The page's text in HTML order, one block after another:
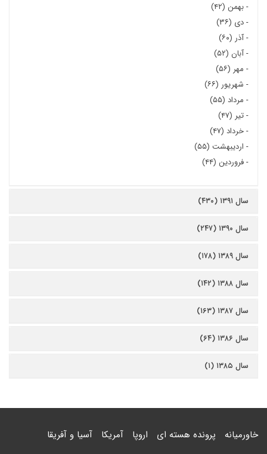
-بهمن (۴۲)
-دی (۳۶)
-آذر (۶۰)
-آبان (۵۲)
- مهر (۵۶)
- شهریور (۶۶)
- مرداد (۵۵)
-تیر (۴۷)
-خرداد (۴۷)
- اردیبهشت (۵۵)
-فروردین (۴۴)
سال ۱۳۹۱ (۴۳۰)
سال ۱۳۹۰ (۲۴۷)
سال ۱۳۸۹ (۱۷۸)
سال ۱۳۸۸ (۱۴۲)
سال ۱۳۸۷ (۱۶۳)
سال ۱۳۸۶ (۶۴)
سال ۱۳۸۵ (۱)
خاورمیانه پرونده هسته ای اروپا آمریکا آسیا و آفریقا